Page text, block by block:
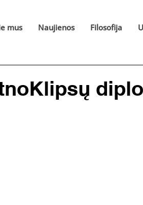
mus Naujienos Filosofija